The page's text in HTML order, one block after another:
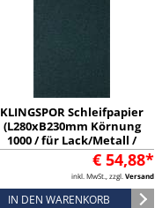
KLINGSPOR Schleifpapier
(L280xB230mm Körnung
1000 / für Lack/Metall /
Inhalt: 50 Stück) - 11892
€ 54,88*
inkl. MwSt., zzgl. Versand
IN DEN WARENKORB